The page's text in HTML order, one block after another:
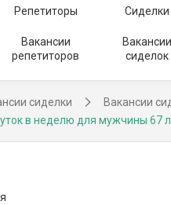
Репетиторы Сиделки
Вакансии
репетиторов
Вакансии
сиделок
сиделки Вакансии
в неделю для мужчины 67